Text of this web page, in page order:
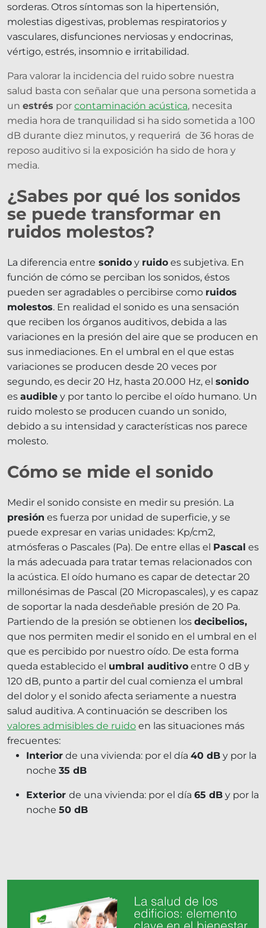
sorderas. Otros síntomas son la hipertensión,
molestias digestivas, problemas respiratorios y
vasculares, disfunciones nerviosas y endocrinas,
vértigo, estrés, insomnio e irritabilidad.
Para valorar la incidencia del ruido sobre nuestra
salud basta con señalar que una persona sometida a
un estrés por contaminación acústica, necesita
media hora de tranquilidad si ha sido sometida a 100
dB durante diez minutos, y requerirá de 36 horas de
reposo auditivo si la exposición ha sido de hora y
media.
¿Sabes por qué los sonidos
se puede transformar en
ruidos molestos?
La diferencia entre sonido y ruido es subjetiva. En
función de cómo se perciban los sonidos, éstos
pueden ser agradables o percibirse como ruidos
molestos. En realidad el sonido es una sensación
que reciben los órganos auditivos, debida a las
variaciones en la presión del aire que se producen en
sus inmediaciones. En el umbral en el que estas
variaciones se producen desde 20 veces por
segundo, es decir 20 Hz, hasta 20.000 Hz, el sonido
es audible y por tanto lo percibe el oído humano. Un
ruido molesto se producen cuando un sonido,
debido a su intensidad y características nos parece
molesto.
Cómo se mide el sonido
Medir el sonido consiste en medir su presión. La
presión es fuerza por unidad de superficie, y se
puede expresar en varias unidades: Kp/cm2,
atmósferas o Pascales (Pa). De entre ellas el Pascal es
la más adecuada para tratar temas relacionados con
la acústica. El oído humano es capar de detectar 20
millonésimas de Pascal (20 Micropascales), y es capaz
de soportar la nada desdeñable presión de 20 Pa.
Partiendo de la presión se obtienen los decibelios,
que nos permiten medir el sonido en el umbral en el
que es percibido por nuestro oído. De esta forma
queda establecido el umbral auditivo entre 0 dB y
120 dB, punto a partir del cual comienza el umbral
del dolor y el sonido afecta seriamente a nuestra
salud auditiva. A continuación se describen los
valores admisibles de ruido en las situaciones más
frecuentes:
Interior de una vivienda: por el día 40 dB y por la
noche 35 dB
Exterior de una vivienda: por el día 65 dB y por la
noche 50 dB